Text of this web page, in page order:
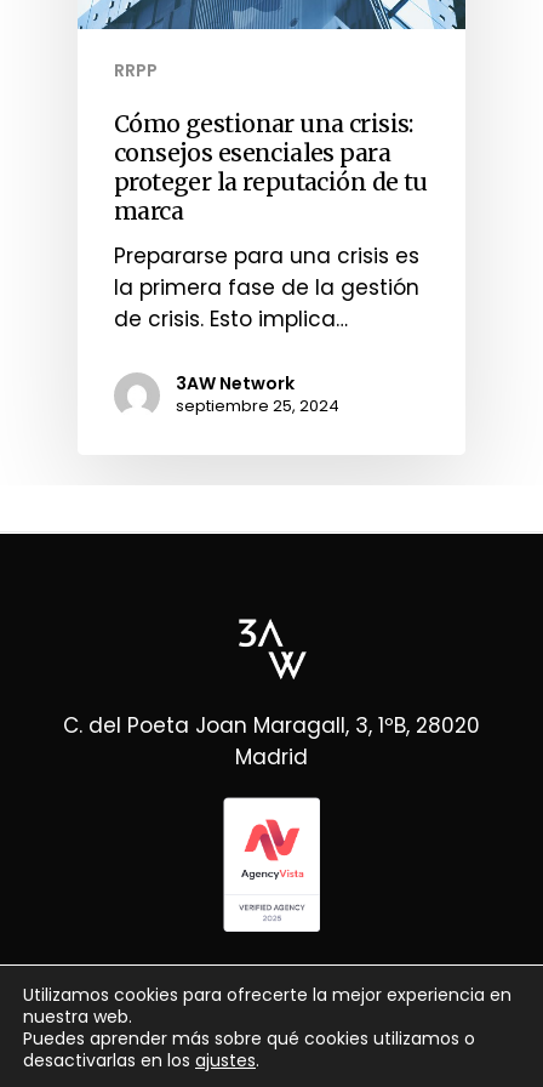
RRPP
Cómo gestionar una crisis:
consejos esenciales para
proteger la reputación de tu
marca
Prepararse para una crisis es
la primera fase de la gestión
de crisis. Esto implica…
3AW Network
septiembre 25, 2024
C. del Poeta Joan Maragall, 3, 1ºB, 28020
Madrid
Utilizamos cookies para ofrecerte la mejor experiencia en
nuestra web.
Puedes aprender más sobre qué cookies utilizamos o
desactivarlas en los ajustes.